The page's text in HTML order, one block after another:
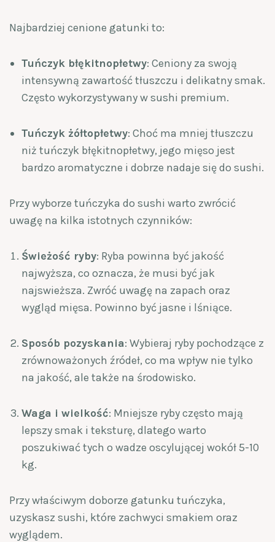
Najbardziej cenione gatunki to:
Tuńczyk błękitnopłetwy: Ceniony za swoją
intensywną zawartość tłuszczu i delikatny smak.
Często wykorzystywany w sushi premium.
Tuńczyk żółtopłetwy: Choć ma mniej tłuszczu
niż tuńczyk błękitnopłetwy, jego mięso jest
bardzo aromatyczne i dobrze nadaje się do sushi.
Przy wyborze tuńczyka do sushi warto zwrócić
uwagę na kilka istotnych czynników:
Świeżość ryby: Ryba powinna być jakość
najwyższa, co oznacza, że musi być jak
najswieższa. Zwróć uwagę na zapach oraz
wygląd mięsa. Powinno być jasne i lśniące.
Sposób pozyskania: Wybieraj ryby pochodzące z
zrównoważonych źródeł, co ma wpływ nie tylko
na jakość, ale także na środowisko.
Waga i wielkość: Mniejsze ryby często mają
lepszy smak i teksturę, dlatego warto
poszukiwać tych o wadze oscylującej wokół 5-10
kg.
Przy właściwym doborze gatunku tuńczyka,
uzyskasz sushi, które zachwyci smakiem oraz
wyglądem.